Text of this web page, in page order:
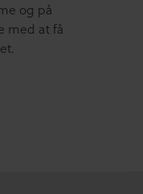
og på
med at få